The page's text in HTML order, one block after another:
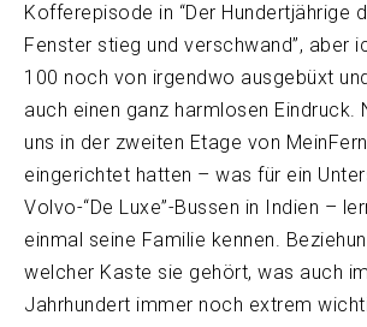
Kofferepisode in “Der Hundertjährige
Fenster stieg und verschwand”, aber
100 noch von irgendwo ausgebüxt
auch einen ganz harmlosen Eindruck.
uns in der zweiten Etage von
eingerichtet hatten – was für ein
Volvo-“De Luxe”-Bussen in Indien –
einmal seine Familie kennen.
welcher Kaste sie gehört, was auch
Jahrhundert immer noch extrem